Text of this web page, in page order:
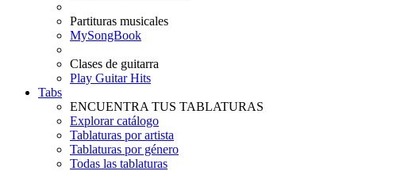
Partituras musicales
MySongBook
Clases de guitarra
Play Guitar Hits
Tabs
ENCUENTRA TUS TABLATURAS
Explorar catálogo
Tablaturas por artista
Tablaturas por género
Todas las tablaturas